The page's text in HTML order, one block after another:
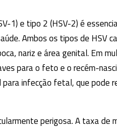
1) e tipo 2 (HSV-2) é
Ambos os tipos de HSV
nariz e área genital. Em
para o feto e o recém-
infecção fetal, que pode
perigosa. A taxa de